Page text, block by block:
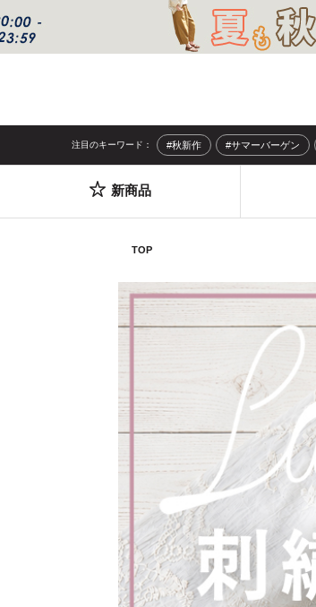
注目のキーワード： #秋新作 #サマーバーゲン
新商品
TOP